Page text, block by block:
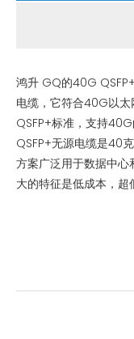
鸿升 GQ的40G
电缆，它符合40G以太
QSFP+标准，支持
QSFP+无源电缆是40
方案广泛用于数据中
大的特征是低成本，超